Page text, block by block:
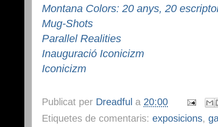
Montana Colors: 20 anys, 20
Mug-Shots
Parallel Realities
Inauguració Iconicizm
Iconicizm
Publicat per Dreadful a 20:00
Etiquetes de comentaris: exposicions,